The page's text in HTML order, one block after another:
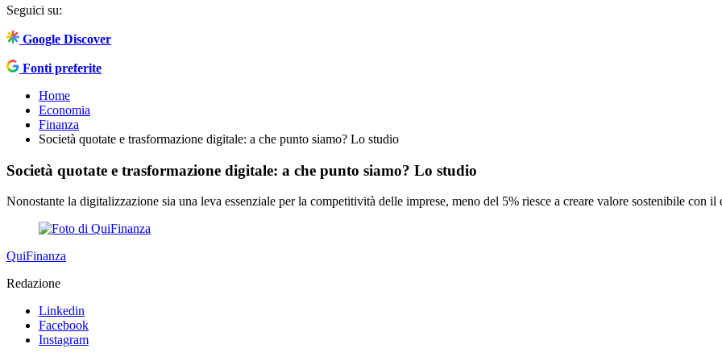
Seguici su:
Google Discover
Fonti preferite
Home
Economia
Finanza
Società quotate e trasformazione digitale: a che punto siamo? Lo studio
Società quotate e trasformazione digitale: a che punto siamo? Lo studio
Nonostante la digitalizzazione sia una leva essenziale per la competitività delle imprese, meno del 5% riesce a creare valore sostenibile con il
QuiFinanza
Redazione
Linkedin
Facebook
Instagram